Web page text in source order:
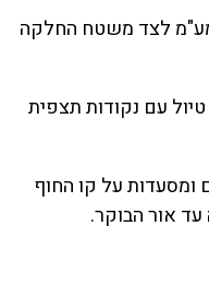
ממע"מ לצד משטח החלקה
עם נקודות תצפית
ומסעדות על קו החוף
עד אור הבוקר.